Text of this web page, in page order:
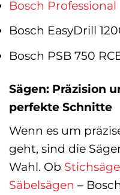
Bosch Professional
Bosch EasyDrill
Bosch PSB 750
Sägen: Präzision
perfekte Schnitte
Wenn es um
geht, sind die
Wahl. Ob
Säbelsägen –